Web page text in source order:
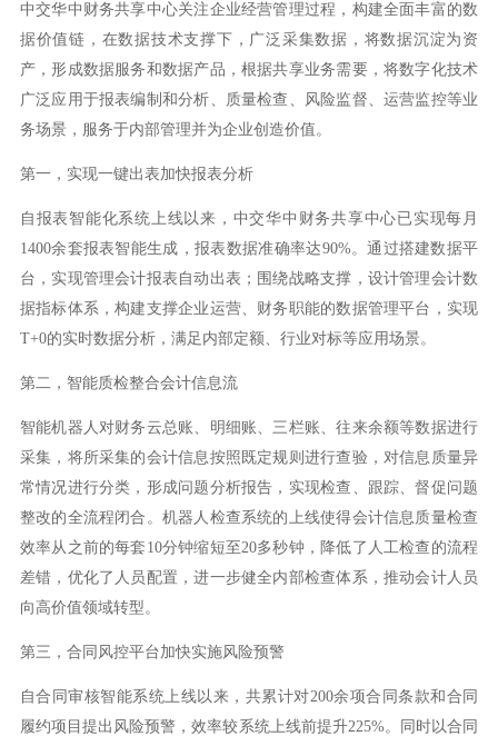
中交华中财务共享中心关注企业经营管理过程，构建全面丰富的数
据价值链，在数据技术支撑下，广泛采集数据，将数据沉淀为资
产，形成数据服务和数据产品，根据共享业务需要，将数字化技术
广泛应用于报表编制和分析、质量检查、风险监督、运营监控等业
务场景，服务于内部管理并为企业创造价值。
第一，实现一键出表加快报表分析
自报表智能化系统上线以来，中交华中财务共享中心已实现每月
1400余套报表智能生成，报表数据准确率达90%。通过搭建数据平
台，实现管理会计报表自动出表；围绕战略支撑，设计管理会计数
据指标体系，构建支撑企业运营、财务职能的数据管理平台，实现
T+0的实时数据分析，满足内部定额、行业对标等应用场景。
第二，智能质检整合会计信息流
智能机器人对财务云总账、明细账、三栏账、往来余额等数据进行
采集，将所采集的会计信息按照既定规则进行查验，对信息质量异
常情况进行分类，形成问题分析报告，实现检查、跟踪、督促问题
整改的全流程闭合。机器人检查系统的上线使得会计信息质量检查
效率从之前的每套10分钟缩短至20多秒钟，降低了人工检查的流程
差错，优化了人员配置，进一步健全内部检查体系，推动会计人员
向高价值领域转型。
第三，合同风控平台加快实施风险预警
自合同审核智能系统上线以来，共累计对200余项合同条款和合同
履约项目提出风险预警，效率较系统上线前提升225%。同时以合同